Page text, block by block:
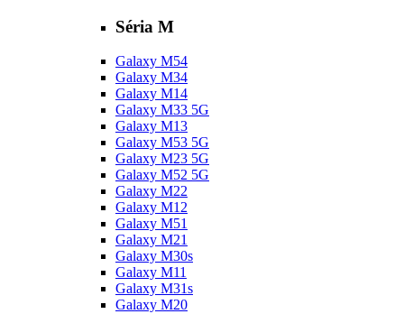
Séria M
Galaxy M54
Galaxy M34
Galaxy M14
Galaxy M33 5G
Galaxy M13
Galaxy M53 5G
Galaxy M23 5G
Galaxy M52 5G
Galaxy M22
Galaxy M12
Galaxy M51
Galaxy M21
Galaxy M30s
Galaxy M11
Galaxy M31s
Galaxy M20